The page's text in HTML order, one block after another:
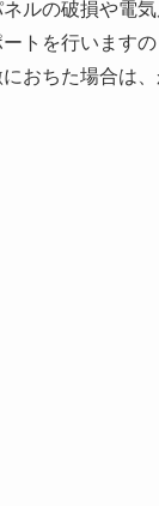
ルの破損や電
トを行いますの
おちた場合は